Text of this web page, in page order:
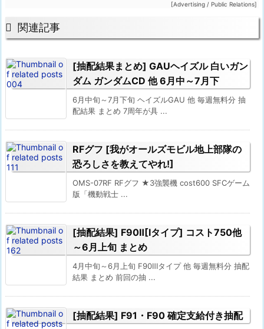
[Advertising / Public Relations]
 関連記事
[抽配結果まとめ] GAUヘイズル 白いガン
ダム ガンダムCD 他 6月中～7月下
6月中旬～7月下旬 ヘイズルGAU 他 毎週無料分 抽
配結果 まとめ 7周年が具 ...
RFグフ [我がオールズモビル地上部隊の
恐ろしさを教えてやれ!]
OMS-07RF RFグフ ★3強襲機 cost600 SFCゲーム
版「機動戦士 ...
[抽配結果] F90Ⅱ[Iタイプ] コスト750他
～6月上旬 まとめ
4月中旬～6月上旬 F90ⅡIタイプ 他 毎週無料分 抽配
結果 まとめ 前回の抽 ...
[抽配結果] F91・F90 確定支給付き抽配